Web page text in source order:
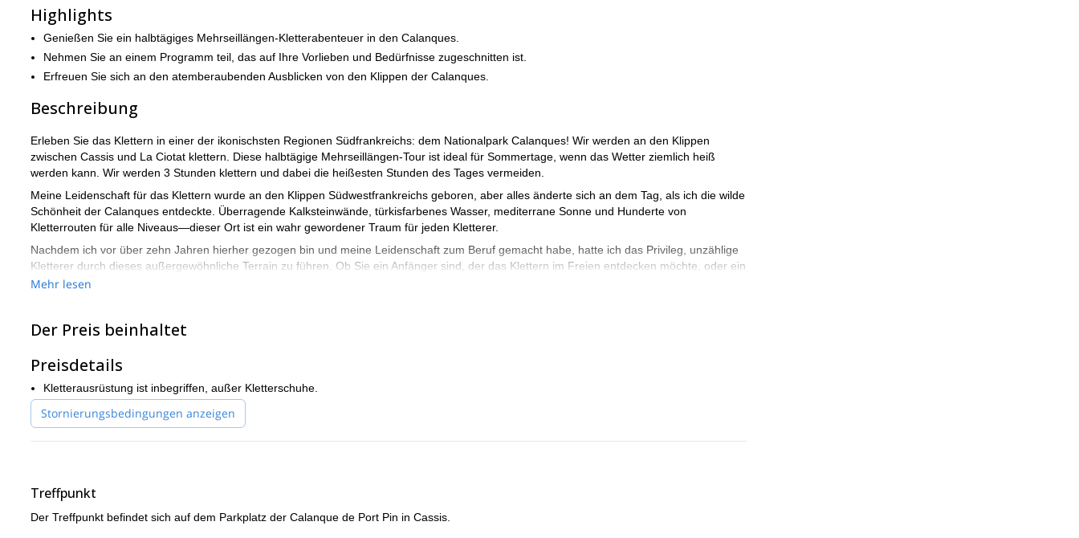
Highlights
Genießen Sie ein halbtägiges Mehrseillängen-Kletterabenteuer in den Calanques.
Nehmen Sie an einem Programm teil, das auf Ihre Vorlieben und Bedürfnisse zugeschnitten ist.
Erfreuen Sie sich an den atemberaubenden Ausblicken von den Klippen der Calanques.
Beschreibung
Erleben Sie das Klettern in einer der ikonischsten Regionen Südfrankreichs: dem Nationalpark Calanques! Wir werden an den Klippen
zwischen Cassis und La Ciotat klettern. Diese halbtägige Mehrseillängen-Tour ist ideal für Sommertage, wenn das Wetter ziemlich heiß
werden kann. Wir werden 3 Stunden klettern und dabei die heißesten Stunden des Tages vermeiden.
Meine Leidenschaft für das Klettern wurde an den Klippen Südwestfrankreichs geboren, aber alles änderte sich an dem Tag, als ich die wilde
Schönheit der Calanques entdeckte. Überragende Kalksteinwände, türkisfarbenes Wasser, mediterrane Sonne und Hunderte von
Kletterrouten für alle Niveaus—dieser Ort ist ein wahr gewordener Traum für jeden Kletterer.
Nachdem ich vor über zehn Jahren hierher gezogen bin und meine Leidenschaft zum Beruf gemacht habe, hatte ich das Privileg, unzählige
Kletterer durch dieses außergewöhnliche Terrain zu führen. Ob Sie ein Anfänger sind, der das Klettern im Freien entdecken möchte, oder ein
erfahrener Kletterer, der versteckte Juwelen erkunden möchte, ich passe den Ausflug an Ihr Niveau und Ihre Ziele an.
bereit, die schönen Calanques du Marseille zu erkunden! Wir freuen uns darauf, Sie zu führen!
Mehr lesen
Der Preis beinhaltet
Preisdetails
Kletterausrüstung ist inbegriffen, außer Kletterschuhe.
Stornierungsbedingungen anzeigen
Treffpunkt
Der Treffpunkt befindet sich auf dem Parkplatz der Calanque de Port Pin in Cassis.